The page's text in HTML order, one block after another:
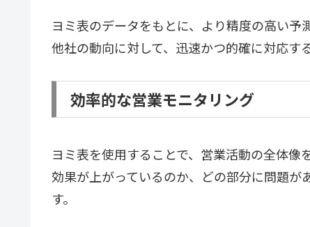
ヨミ表のデータをもとに、より精度の高い
他社の動向に対して、迅速かつ的確に対応す
効率的な営業モニタリング
ヨミ表を使用することで、営業活動の全体
効果が上がっているのか、どの部分に問題が
す。